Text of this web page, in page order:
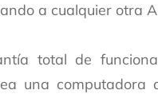
a cualquier otra
total de
una